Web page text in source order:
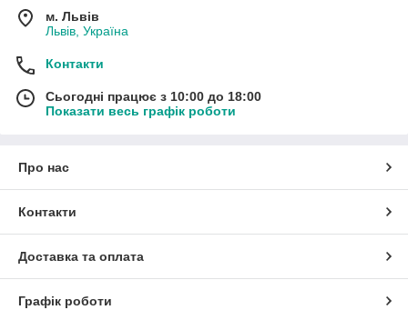
м. Львів
Львів, Україна
Контакти
Сьогодні працює з 10:00 до 18:00
Показати весь графік роботи
Про нас
Контакти
Доставка та оплата
Графік роботи